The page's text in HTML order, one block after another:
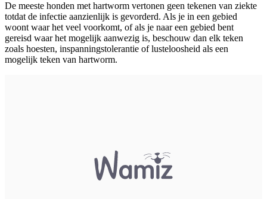
De meeste honden met hartworm vertonen geen tekenen van ziekte
totdat de infectie aanzienlijk is gevorderd. Als je in een gebied
woont waar het veel voorkomt, of als je naar een gebied bent
gereisd waar het mogelijk aanwezig is, beschouw dan elk teken
zoals hoesten, inspanningstolerantie of lusteloosheid als een
mogelijk teken van hartworm.